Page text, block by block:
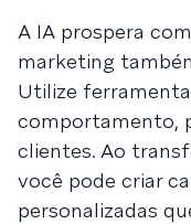
A IA prospera
marketing
Utilize
comportamento,
clientes. Ao
você pode criar
personalizadas